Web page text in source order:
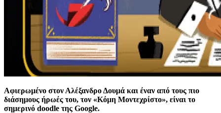
Αφιερωμένο στον Αλέξανδρο Δουμά και έναν από τους πιο
διάσημους ήρωές του, τον «Κόμη Μοντεχρίστο», είναι το
σημερινό doodle της Google.